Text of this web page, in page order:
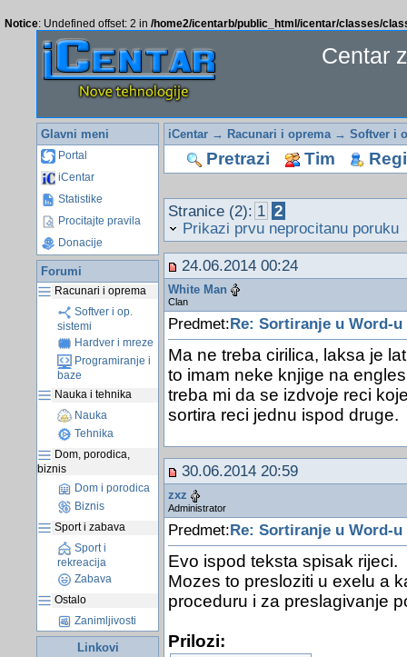
Notice: Undefined offset: 2 in /home2/icentarb/public_html/icentar/classes/
Centar
Glavni meni
Portal
iCentar
Statistike
Procitajte pravila
Donacije
Forumi
Racunari i oprema
Softver i op.
sistemi
Hardver i mreze
Programiranje i
baze
Nauka i tehnika
Nauka
Tehnika
Dom, porodica,
biznis
Dom i porodica
Biznis
Sport i zabava
Sport i
rekreacija
Zabava
Ostalo
Zanimljivosti
Linkovi
iCentar→ Racunari i oprema→ Softver i
Pretrazi Tim
Stranice (2): 1 2
Prikazi prvu neprocitanu poruku
24.06.2014 00:24
White Man
Clan
Predmet: Re: Sortiranje u Word-u
Ma ne treba cirilica, laksa je
to imam neke knjige na
treba mi da se izdvoje reci
sortira reci jednu ispod druge.
30.06.2014 20:59
zxz
Administrator
Predmet:Re: Sortiranje u Word-u
Evo ispod teksta spisak rijeci.
Mozes to presloziti u exelu a
proceduru i za preslagivanje
Prilozi: